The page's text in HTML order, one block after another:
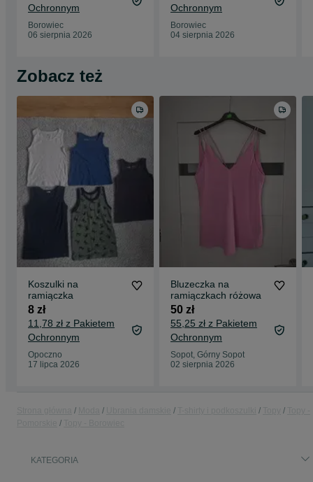
Ochronnym
Borowiec
06 sierpnia 2026
Ochronnym
Borowiec
04 sierpnia 2026
Zobacz też
Koszulki na
ramiączka
8 zł
11,78 zł z Pakietem
Ochronnym
Opoczno
17 lipca 2026
Bluzeczka na
ramiączkach różowa
50 zł
55,25 zł z Pakietem
Ochronnym
Sopot, Górny Sopot
02 sierpnia 2026
KATEGORIA